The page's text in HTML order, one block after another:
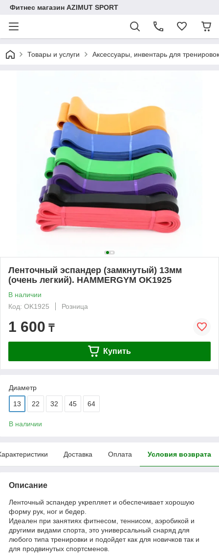
Фитнес магазин AZIMUT SPORT
Товары и услуги Аксессуары, инвентарь для тренировок
Ленточный эспандер (замкнутый) 13мм
(очень легкий). HAMMERGYM OK1925
В наличии
Код: OK1925
Розница
1 600 ₸
Купить
Диаметр
13 22 32 45 64
В наличии
Доставка Оплата Условия возврата
Описание
Ленточный эспандер укрепляет и обеспечивает хорошую
форму рук, ног и бедер.
Идеален при занятиях фитнесом, теннисом, аэробикой и
другими видами спорта, это универсальный снаряд для
любого типа тренировки и подойдет как для новичков так и
для продвинутых спортсменов.